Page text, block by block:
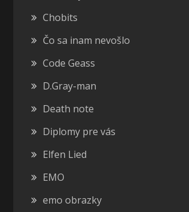
Chobits
Čo sa inam nevošlo
Code Geass
D.Gray-man
Death note
Diplomy pre vás
Elfen Lied
EMO
emo obrazky